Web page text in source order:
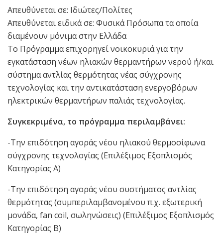
Απευθύνεται σε: Ιδιώτες/Πολίτες
Απευθύνεται ειδικά σε: Φυσικά Πρόσωπα τα οποία
διαμένουν μόνιμα στην Ελλάδα
Το Πρόγραμμα επιχορηγεί νοικοκυριά για την
εγκατάσταση νέων ηλιακών θερμαντήρων νερού ή/και
σύστημα αντλίας θερμότητας νέας σύγχρονης
τεχνολογίας και την αντικατάσταση ενεργοβόρων
ηλεκτρικών θερμαντήρων παλιάς τεχνολογίας.
Συγκεκριμένα, το πρόγραμμα περιλαμβάνει:
-Την επιδότηση αγοράς νέου ηλιακού θερμοσίφωνα
σύγχρονης τεχνολογίας (Επιλέξιμος Εξοπλισμός
Κατηγορίας Α)
-Την επιδότηση αγοράς νέου συστήματος αντλίας
θερμότητας (συμπεριλαμβανομένου π.χ. εξωτερική
μονάδα, fan coil, σωληνώσεις) (Επιλέξιμος Εξοπλισμός
Κατηγορίας Β)